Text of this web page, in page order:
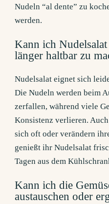
Nudeln “al dente” zu
werden.
Kann ich
länger haltbar zu
Nudelsalat eignet sich
Die Nudeln werden beim
zerfallen, während viele
Konsistenz verlieren.
sich oft oder verändern
genießt ihr Nudelsalat
Tagen aus dem
Kann ich die
austauschen oder